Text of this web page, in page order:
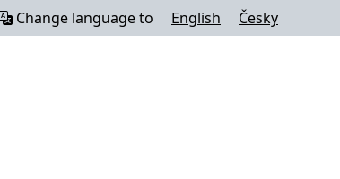
Change language to English Česky